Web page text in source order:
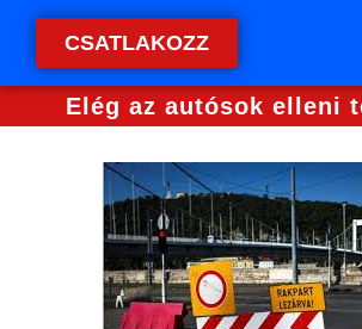
CSATLAKOZZ
Elég az autósok elleni